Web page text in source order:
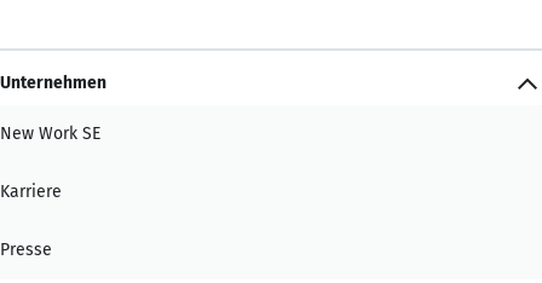
Unternehmen
New Work SE
Karriere
Presse